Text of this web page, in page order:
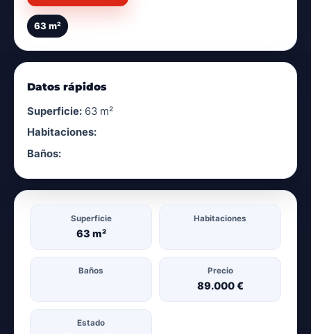
63 m²
Datos rápidos
Superficie: 63 m²
Habitaciones:
Baños:
Superficie
63 m²
Habitaciones
Baños Precio
89.000 €
Estado